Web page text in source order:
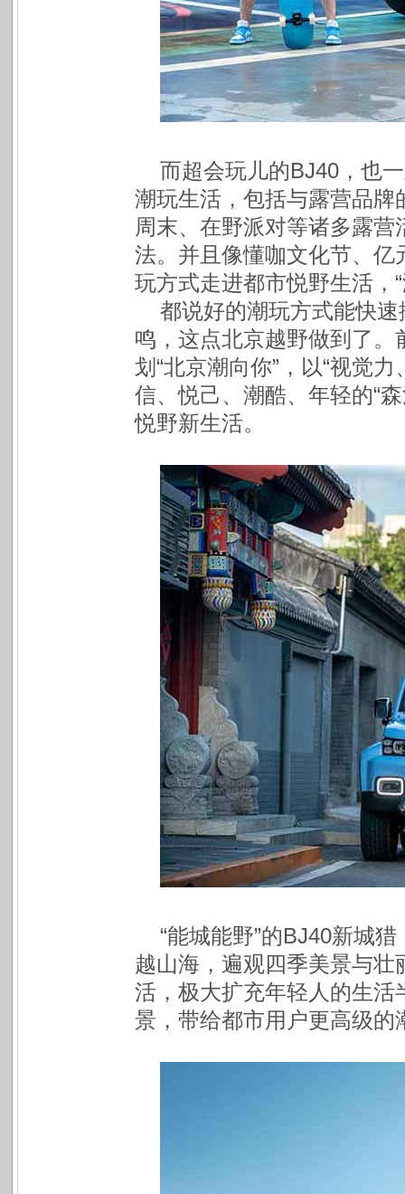
而超会玩儿的BJ40，也
潮玩生活，包括与露营品
周末、在野派对等诸多露
法。并且像懂咖文化节、
玩方式走进都市悦野生活，
都说好的潮玩方式能快
鸣，这点北京越野做到了
划“北京潮向你”，以“视觉
信、悦己、潮酷、年轻的“
悦野新生活。
“能城能野”的BJ40新城
越山海，遍观四季美景与
活，极大扩充年轻人的生
景，带给都市用户更高级的